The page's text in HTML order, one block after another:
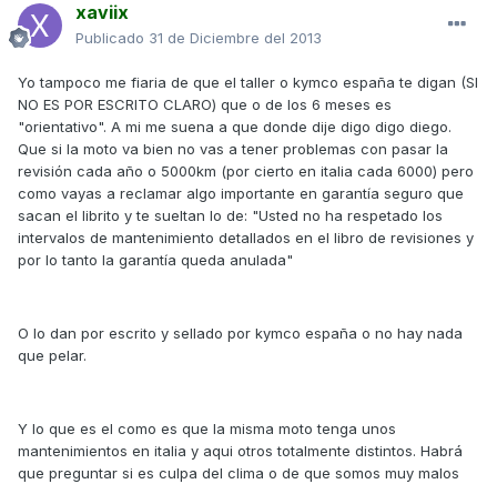
xaviix
Publicado 31 de Diciembre del 2013
Yo tampoco me fiaria de que el taller o kymco españa te digan (SI
NO ES POR ESCRITO CLARO) que o de los 6 meses es
"orientativo". A mi me suena a que donde dije digo digo diego.
Que si la moto va bien no vas a tener problemas con pasar la
revisión cada año o 5000km (por cierto en italia cada 6000) pero
como vayas a reclamar algo importante en garantía seguro que
sacan el librito y te sueltan lo de: "Usted no ha respetado los
intervalos de mantenimiento detallados en el libro de revisiones y
por lo tanto la garantía queda anulada"
O lo dan por escrito y sellado por kymco españa o no hay nada
que pelar.
Y lo que es el como es que la misma moto tenga unos
mantenimientos en italia y aqui otros totalmente distintos. Habrá
que preguntar si es culpa del clima o de que somos muy malos